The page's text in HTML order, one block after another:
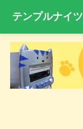
テンプルナイツ